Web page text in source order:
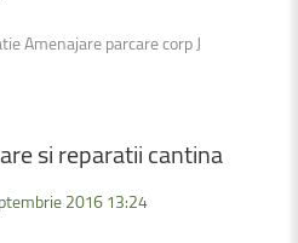
Amenajare parcare corp J
sireparatiicantina
2016 13:24